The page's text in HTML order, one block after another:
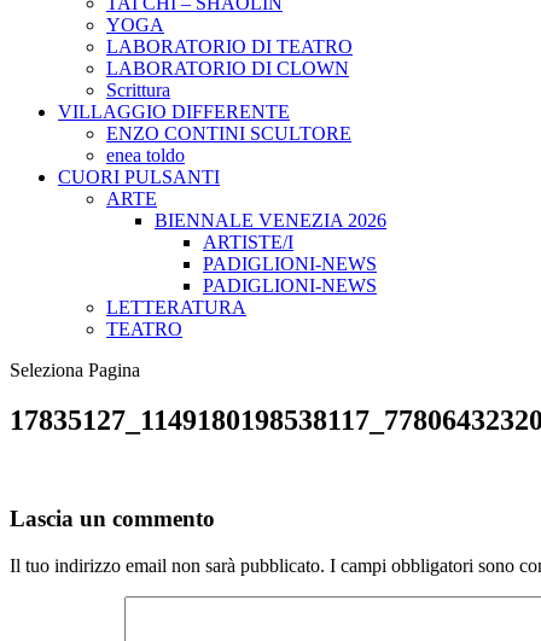
YOGA
LABORATORIO DI TEATRO
LABORATORIO DI CLOWN
Scrittura
VILLAGGIO DIFFERENTE
ENZO CONTINI SCULTORE
enea toldo
CUORI PULSANTI
ARTE
BIENNALE VENEZIA 2026
ARTISTE/I
PADIGLIONI-NEWS
PADIGLIONI-NEWS
LETTERATURA
TEATRO
Seleziona Pagina
Lascia un commento
Il tuo indirizzo email non sarà pubblicato. I campi obbligatori sono